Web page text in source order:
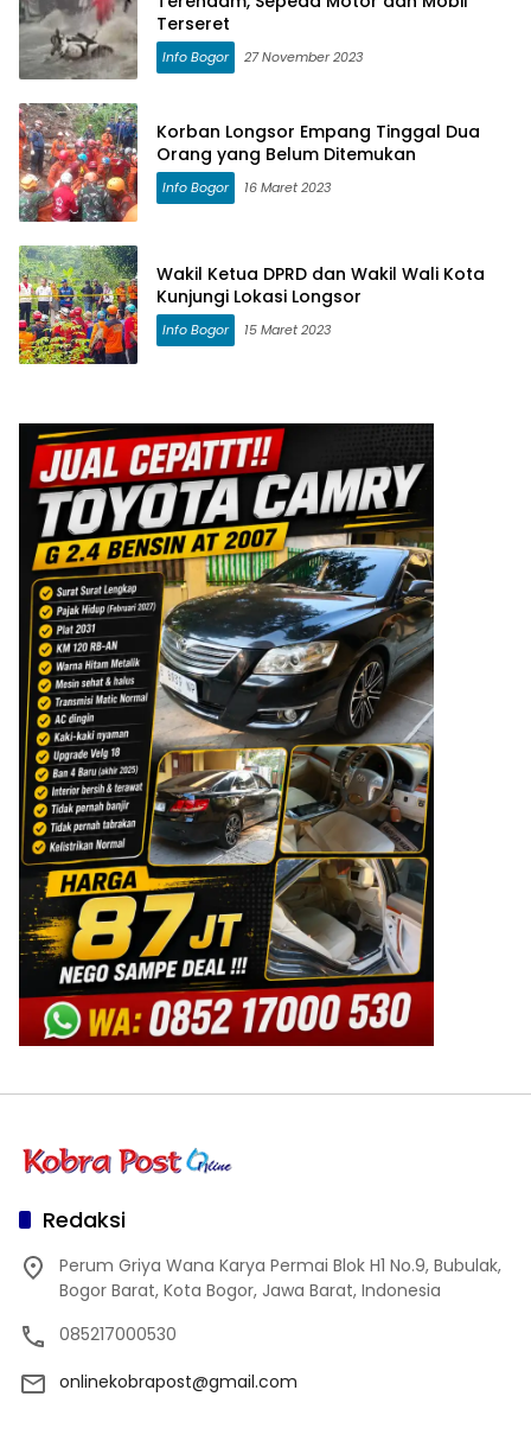
Terseret
Info Bogor 27 November 2023
Korban Longsor Empang Tinggal Dua
Orang yang Belum Ditemukan
Info Bogor 16 Maret 2023
Wakil Ketua DPRD dan Wakil Wali Kota
Kunjungi Lokasi Longsor
Info Bogor 15 Maret 2023
Redaksi
Perum Griya Wana Karya Permai Blok H1 No.9, Bubulak,
Bogor Barat, Kota Bogor, Jawa Barat, Indonesia
085217000530
onlinekobrapost@gmail.com